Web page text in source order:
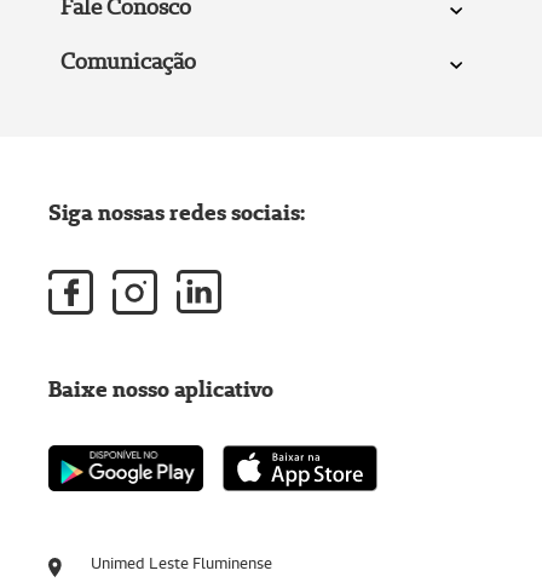
Fale Conosco
Comunicação
Unimed Leste Fluminense
Siga nossas redes sociais:
Baixe nosso aplicativo